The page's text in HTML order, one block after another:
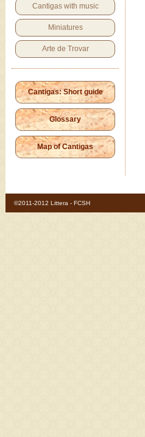
Cantigas with music
Miniatures
Arte de Trovar
Cantigas: Short guide
Glossary
Map of Cantigas
©2011-2012 Littera - FCSH